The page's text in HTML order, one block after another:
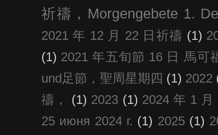
祈禱，Morgengebete 1.
2021 年 12 月 22 日祈禱 (1)
(1) 2021 年五旬節 16 日 馬可
und足節，聖周星期四 (1) 2022
禱，
(1) 2023 (1) 2024 年 1
25 июня 2024 г. (1) 2025 (1)